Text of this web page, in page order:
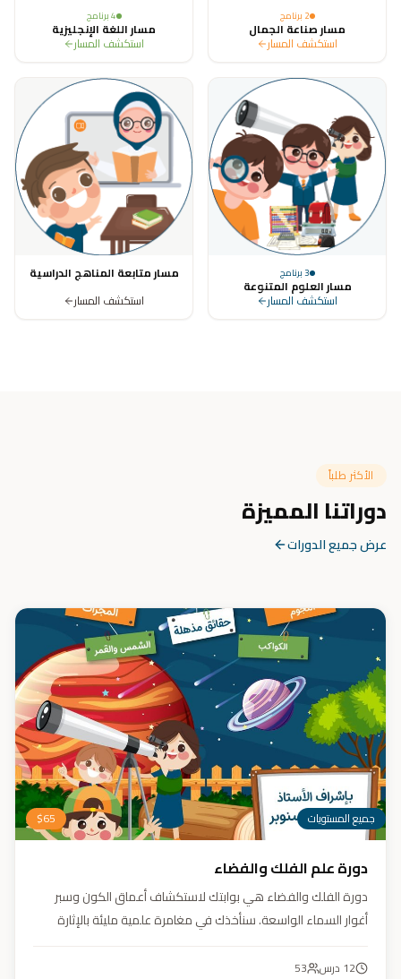
2 برنامج
مسار صناعة الجمال
استكشف المسار
4برنامج
مسار اللغة الإنجليزية
استكشف المسار
3برنامج
مسار العلوم المتنوعة
استكشف المسار
مسار متابعة المناهج الدراسية
استكشف المسار
الأكثر طلباً
دوراتنا المميزة
عرض جميع الدورات
جميع المستويات $65
دورة علم الفلك والفضاء
دورة الفلك والفضاء هي بوابتك لاستكشاف أعماق الكون وسبر
أغوار السماء الواسعة. سنأخذك في مغامرة علمية مليئة بالإثارة
عقلك وتثري خيالك، لتمنحك رؤية جديدة للكون وتفتح لك آفاقاً لا
12 درس 53